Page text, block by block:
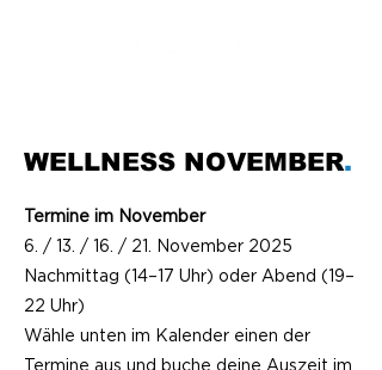
WELLNESS NOVEMBER.
Termine im November
6. / 13. / 16. / 21. November 2025
Nachmittag (14–17 Uhr) oder Abend (19–
22 Uhr)
Wähle unten im Kalender einen der
Termine aus und buche deine Auszeit im